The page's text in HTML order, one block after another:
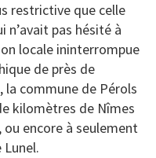
restrictive que celle
n’avait pas hésité à
locale ininterrompue
de près de
commune de Pérols
kilomètres de Nîmes
encore à seulement